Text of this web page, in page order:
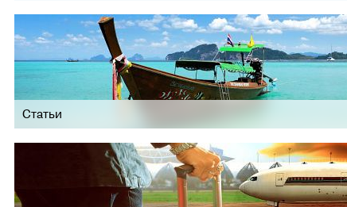
Статьи